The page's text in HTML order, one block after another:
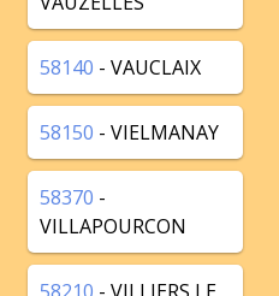
58140 - VAUCLAIX
58150 - VIELMANAY
58370 -
VILLAPOURCON